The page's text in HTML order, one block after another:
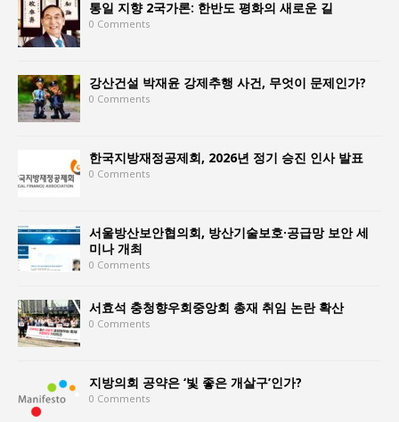
통일 지향 2국가론: 한반도 평화의 새로운 길
0 Comments
강산건설 박재윤 강제추행 사건, 무엇이 문제인가?
0 Comments
한국지방재정공제회, 2026년 정기 승진 인사 발표
0 Comments
서울방산보안협의회, 방산기술보호·공급망 보안 세
미나 개최
0 Comments
서효석 충청향우회중앙회 총재 취임 논란 확산
0 Comments
지방의회 공약은 ‘빛 좋은 개살구’인가?
0 Comments